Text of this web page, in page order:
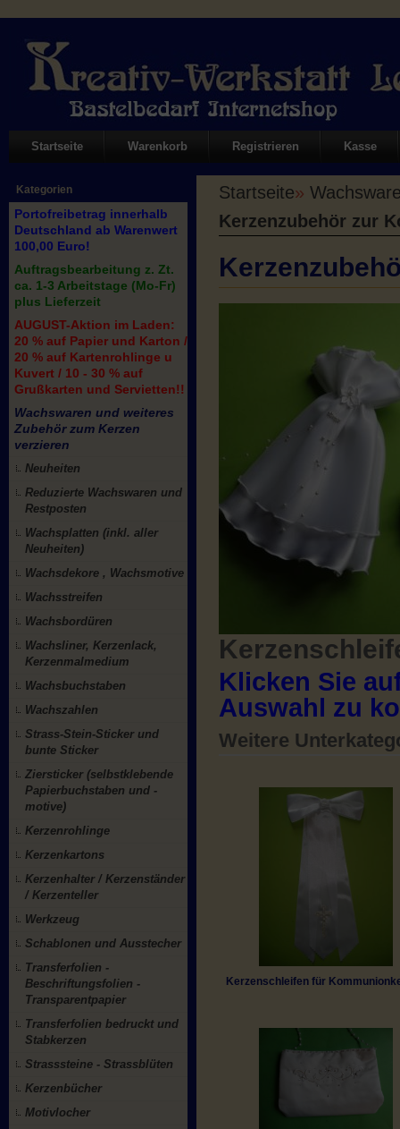
Startseite Warenkorb Registrieren Kasse
Kategorien
Portofreibetrag innerhalb
Deutschland ab Warenwert
100,00 Euro!
Auftragsbearbeitung z. Zt.
ca. 1-3 Arbeitstage (Mo-Fr)
plus Lieferzeit
AUGUST-Aktion im Laden:
20 % auf Papier und Karton /
20 % auf Kartenrohlinge u
Kuvert / 10 - 30 % auf
Grußkarten und Servietten!!
Wachswaren und weiteres
Zubehör zum Kerzen
verzieren
Neuheiten
Reduzierte Wachswaren und
Restposten
Wachsplatten (inkl. aller
Neuheiten)
Wachsdekore , Wachsmotive
Wachsstreifen
Wachsbordüren
Wachsliner, Kerzenlack,
Kerzenmalmedium
Wachsbuchstaben
Wachszahlen
Strass-Stein-Sticker und
bunte Sticker
Ziersticker (selbstklebende
Papierbuchstaben und -
motive)
Kerzenrohlinge
Kerzenkartons
Kerzenhalter / Kerzenständer
/ Kerzenteller
Werkzeug
Schablonen und Ausstecher
Transferfolien -
Beschriftungsfolien -
Transparentpapier
Transferfolien bedruckt und
Stabkerzen
Strasssteine - Strassblüten
Kerzenbücher
Motivlocher
Startseite»
Kerzenzubehör zur
Klicken Sie
Auswahl zu
Weitere
Kerzenschleifen für